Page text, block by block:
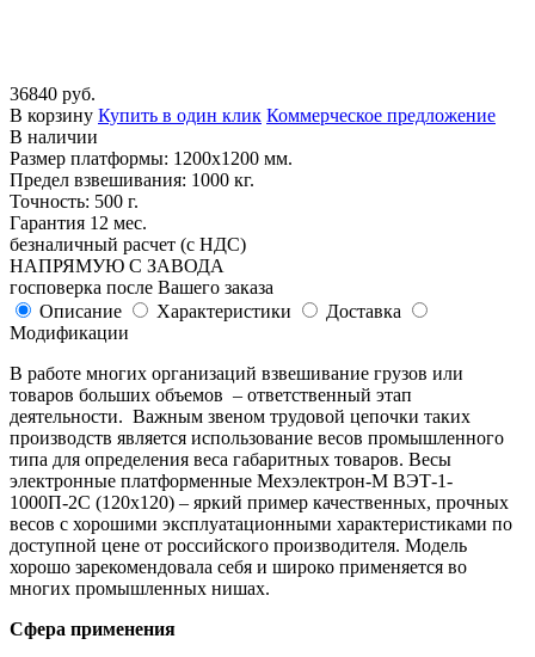
36840 руб.
В корзину Купить в один клик Коммерческое предложение
В наличии
Размер платформы: 1200х1200 мм.
Предел взвешивания: 1000 кг.
Точность: 500 г.
Гарантия 12 мес.
безналичный расчет (с НДС)
НАПРЯМУЮ С ЗАВОДА
госповерка после Вашего заказа
Описание
Характеристики
Доставка
Модификации
В работе многих организаций взвешивание грузов или
товаров больших объемов – ответственный этап
деятельности. Важным звеном трудовой цепочки таких
производств является использование весов промышленного
типа для определения веса габаритных товаров. Весы
электронные платформенные Мехэлектрон-М ВЭТ-1-
1000П-2С (120х120) – яркий пример качественных, прочных
весов с хорошими эксплуатационными характеристиками по
доступной цене от российского производителя. Модель
хорошо зарекомендовала себя и широко применяется во
многих промышленных нишах.
Сфера применения